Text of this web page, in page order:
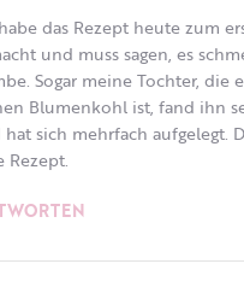
das Rezept heute zum
und muss sagen, es
Sogar meine Tochter, die
Blumenkohl ist, fand ihn
sich mehrfach aufgelegt.
Rezept.